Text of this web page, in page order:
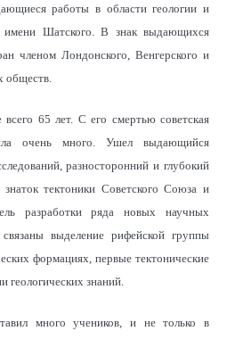
работы в области геологии и
имени Шатского. В знак выдающихся
членом Лондонского, Bенгерского и
обществ.
65 лет. С его смертью советская
очень много. Ушел выдающийся
разносторонний и глубокий
тектоники Советского Союза и
разработки ряда новых научных
выделение рифейской группы
формациях, первые тектонические
геологических знаний.
много учеников, и не только в